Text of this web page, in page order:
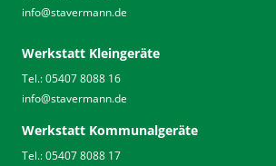
info@stavermann.de
Werkstatt Kleingeräte
Tel.: 05407 8088 16
info@stavermann.de
Werkstatt Kommunalgeräte
Tel.: 05407 8088 17